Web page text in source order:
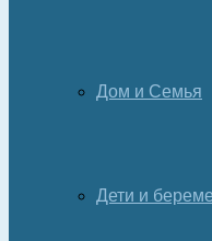
Дом и Семья
Дети и